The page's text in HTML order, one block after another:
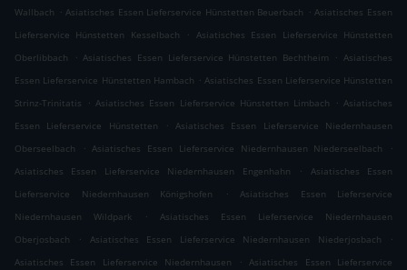
Wallbach . Asiatisches Essen Lieferservice Hünstetten Beuerbach . Asiatisches Essen
Lieferservice Hünstetten Kesselbach
. Asiatisches Essen Lieferservice Hünstetten
Oberlibbach
. Asiatisches Essen Lieferservice Hünstetten Bechtheim . Asiatisches
Essen Lieferservice Hünstetten Hambach . Asiatisches Essen Lieferservice Hünstetten
Strinz-Trinitatis
. Asiatisches Essen Lieferservice Hünstetten Limbach . Asiatisches
Essen Lieferservice Hünstetten
. Asiatisches Essen Lieferservice Niedernhausen
Oberseelbach
. Asiatisches Essen Lieferservice Niedernhausen Niederseelbach
.
Asiatisches Essen Lieferservice Niedernhausen Engenhahn
.
Asiatisches Essen
Lieferservice Niedernhausen Königshofen
.
Asiatisches Essen Lieferservice
Niedernhausen Wildpark
.
Asiatisches Essen Lieferservice Niedernhausen
Oberjosbach
. Asiatisches Essen Lieferservice Niedernhausen Niederjosbach
.
Asiatisches Essen Lieferservice Niedernhausen
.
Asiatisches Essen Lieferservice